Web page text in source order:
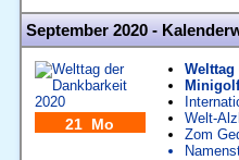
September 2020 -
21 Mo
Welttag
Welt-
Zom